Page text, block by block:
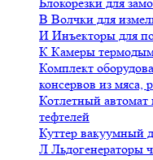
В Волчки для
И Инъекторы для
К Камеры
Комплект
консервов из
Котлетный автомат
тефтелей
Куттер вакуумный
Л Льдогенераторы